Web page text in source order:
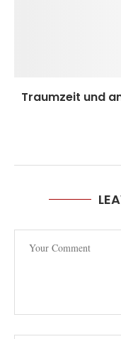
Traumzeit und